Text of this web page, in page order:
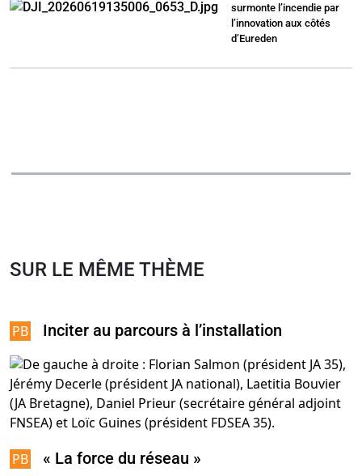
surmonte l’incendie par
l’innovation aux côtés
d’Eureden
SUR LE MÊME THÈME
Inciter au parcours à l’installation
« La force du réseau »